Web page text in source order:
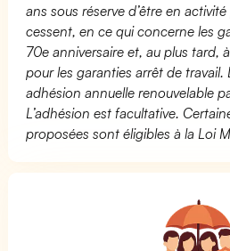
ans sous réserve d’être en
cessent, en ce qui concerne les
70e anniversaire et, au plus tard,
pour les garanties arrêt de travail.
adhésion annuelle renouvelable
L’adhésion est facultative.
proposées sont éligibles à la Loi